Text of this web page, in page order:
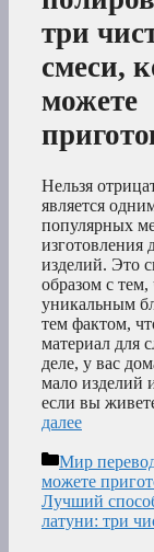
три
смеси,
можете
Нельзя
является
популярных
изготовления
изделий. Это
образом с тем,
уникальным
тем фактом,
материал для
деле, у вас
мало изделий
если вы
далее
Рубрики
Мир
можете
Лучший
латуни: три